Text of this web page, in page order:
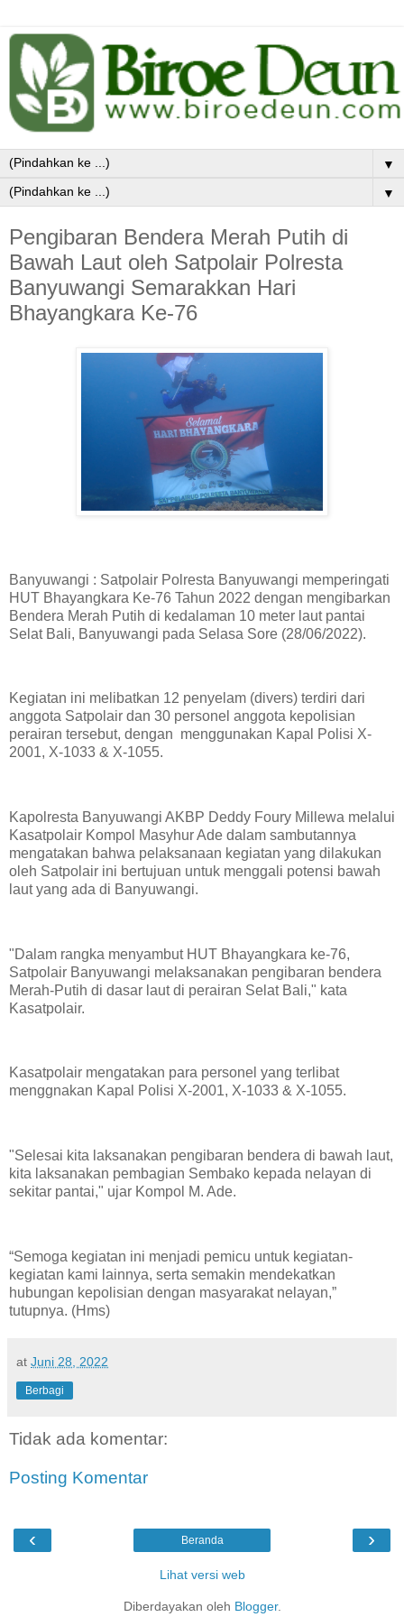
▼
▼
Pengibaran Bendera Merah Putih di
Bawah Laut oleh Satpolair Polresta
Banyuwangi Semarakkan Hari
Bhayangkara Ke-76
Banyuwangi : Satpolair Polresta Banyuwangi memperingati
HUT Bhayangkara Ke-76 Tahun 2022 dengan mengibarkan
Bendera Merah Putih di kedalaman 10 meter laut pantai
Selat Bali, Banyuwangi pada Selasa Sore (28/06/2022).
Kegiatan ini melibatkan 12 penyelam (divers) terdiri dari
anggota Satpolair dan 30 personel anggota kepolisian
perairan tersebut, dengan menggunakan Kapal Polisi X-
2001, X-1033 & X-1055.
Kapolresta Banyuwangi AKBP Deddy Foury Millewa melalui
Kasatpolair Kompol Masyhur Ade dalam sambutannya
mengatakan bahwa pelaksanaan kegiatan yang dilakukan
oleh Satpolair ini bertujuan untuk menggali potensi bawah
laut yang ada di Banyuwangi.
"Dalam rangka menyambut HUT Bhayangkara ke-76,
Satpolair Banyuwangi melaksanakan pengibaran bendera
Merah-Putih di dasar laut di perairan Selat Bali," kata
Kasatpolair.
Kasatpolair mengatakan para personel yang terlibat
menggnakan Kapal Polisi X-2001, X-1033 & X-1055.
"Selesai kita laksanakan pengibaran bendera di bawah laut,
kita laksanakan pembagian Sembako kepada nelayan di
sekitar pantai," ujar Kompol M. Ade.
“Semoga kegiatan ini menjadi pemicu untuk kegiatan-
kegiatan kami lainnya, serta semakin mendekatkan
hubungan kepolisian dengan masyarakat nelayan,”
tutupnya. (Hms)
at Juni 28, 2022
Berbagi
Tidak ada komentar:
Posting Komentar
‹ ›
Beranda
Lihat versi web
Diberdayakan oleh Blogger.